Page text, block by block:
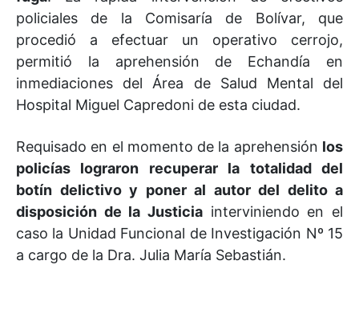
policiales de la Comisaría de Bolívar, que
procedió a efectuar un operativo cerrojo,
permitió la aprehensión de Echandía en
inmediaciones del Área de Salud Mental del
Hospital Miguel Capredoni de esta ciudad.
Requisado en el momento de la aprehensión los
policías lograron recuperar la totalidad del
botín delictivo y poner al autor del delito a
disposición de la Justicia interviniendo en el
caso la Unidad Funcional de Investigación Nº 15
a cargo de la Dra. Julia María Sebastián.